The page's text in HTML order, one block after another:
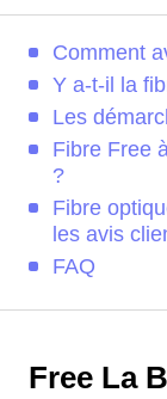
Comment
Y a-t-il la
Les
Fibre Free
?
Fibre
les avis
FAQ
Free La